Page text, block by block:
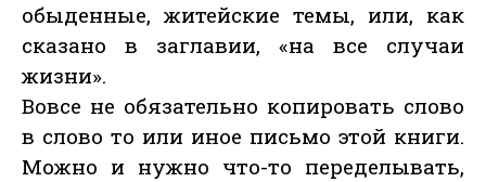
обыденные, житейские темы, или, как
сказано в заглавии, «на все случаи
жизни».
Вовсе не обязательно копировать слово
в слово то или иное письмо этой книги.
Можно и нужно что-то переделывать,